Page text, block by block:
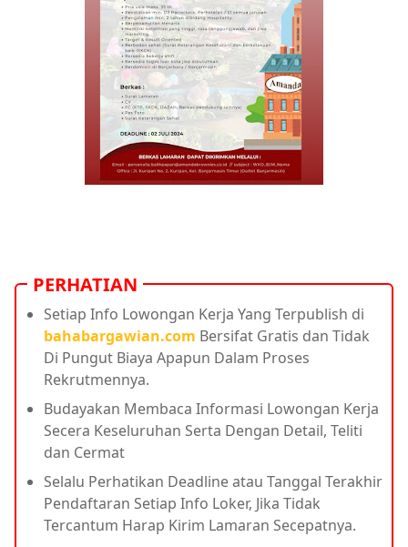
PERHATIAN
Setiap Info Lowongan Kerja Yang Terpublish di
bahabargawian.com Bersifat Gratis dan Tidak
Di Pungut Biaya Apapun Dalam Proses
Rekrutmennya.
Budayakan Membaca Informasi Lowongan Kerja
Secera Keseluruhan Serta Dengan Detail, Teliti
dan Cermat
Selalu Perhatikan Deadline atau Tanggal Terakhir
Pendaftaran Setiap Info Loker, Jika Tidak
Tercantum Harap Kirim Lamaran Secepatnya.